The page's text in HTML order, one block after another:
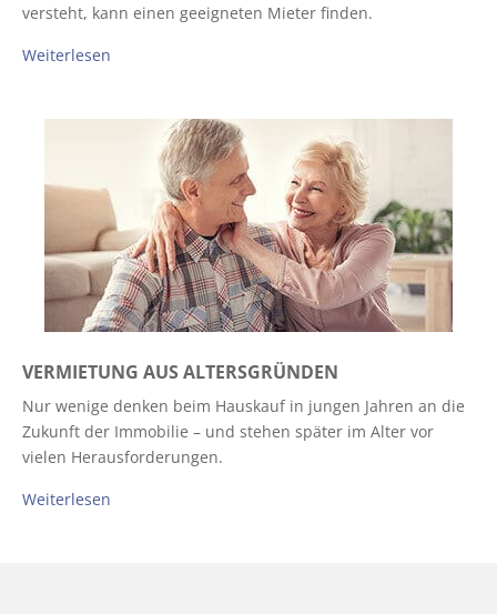
versteht, kann einen geeigneten Mieter finden.
Weiterlesen
VERMIETUNG AUS ALTERSGRÜNDEN
Nur wenige denken beim Hauskauf in jungen Jahren an die
Zukunft der Immobilie – und stehen später im Alter vor
vielen Herausforderungen.
Weiterlesen